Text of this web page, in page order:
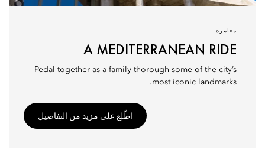
مغامرة
A MEDITERRANEAN RIDE
Pedal together as a family thorough some of the city’s
most iconic landmarks.
اطّلع على مزيد من التفاصيل